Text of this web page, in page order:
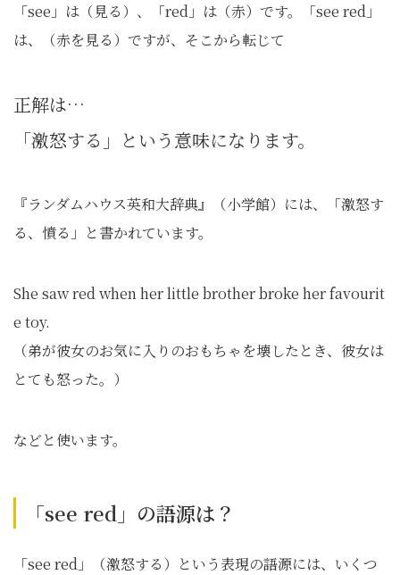
「see」は（見る）、「red」は（赤）です。「see red」
は、（赤を見る）ですが、そこから転じて
正解は…
「激怒する」という意味になります。
『ランダムハウス英和大辞典』（小学館）には、「激怒す
る、憤る」と書かれています。
She saw red when her little brother broke her favourit
e toy.
（弟が彼女のお気に入りのおもちゃを壊したとき、彼女は
とても怒った。）
などと使います。
「see red」の語源は？
「see red」（激怒する）という表現の語源には、いくつ